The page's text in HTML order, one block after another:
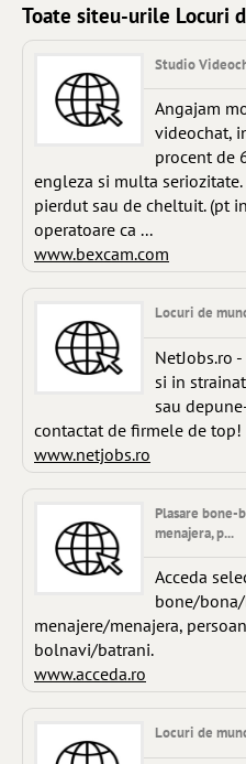
Toate siteu-urile Locuri
Studio
Angajam
videochat,
procent de
engleza si multa
pierdut sau de cheltuit. (pt
operatoare ca ...
www.bexcam.com
Locuri de
NetJobs.ro
si in
sau
contactat de firmele de top!
www.netjobs.ro
Plasare bone-
menajera, p...
Acceda
bone/
menajere/menajera,
bolnavi/batrani.
www.acceda.ro
Locuri de